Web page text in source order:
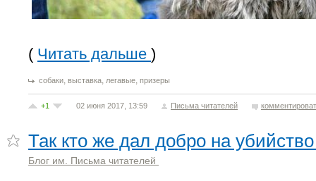
( Читать дальше )
собаки, выставка, легавые, призеры
+1 02 июня 2017, 13:59 Письма читателей
Так кто же дал добро на
Блог им. Письма читателей